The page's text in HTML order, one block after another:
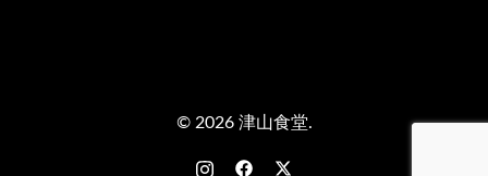
© 2026 津山食堂.